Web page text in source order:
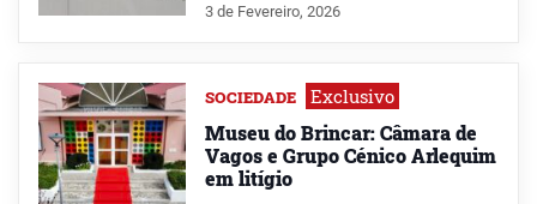
3 de Fevereiro, 2026
SOCIEDADE Exclusivo
Museu do Brincar: Câmara de
Vagos e Grupo Cénico Arlequim
em litígio